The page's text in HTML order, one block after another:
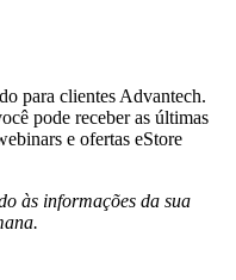
para clientes Advantech.
pode receber as últimas
e ofertas eStore
às informações da sua